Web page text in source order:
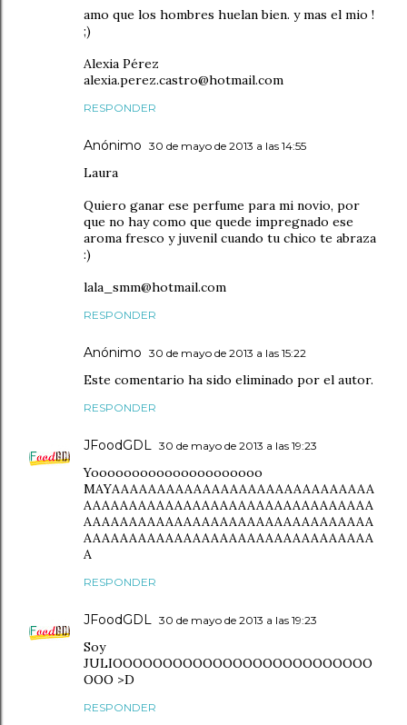
amo que los hombres huelan bien. y mas el mio !
;)
Alexia Pérez
alexia.perez.castro@hotmail.com
RESPONDER
Anónimo 30 de mayo de 2013 a las 14:55
Laura
Quiero ganar ese perfume para mi novio, por
que no hay como que quede impregnado ese
aroma fresco y juvenil cuando tu chico te abraza
:)
lala_smm@hotmail.com
RESPONDER
Anónimo 30 de mayo de 2013 a las 15:22
Este comentario ha sido eliminado por el autor.
RESPONDER
JFoodGDL 30 de mayo de 2013 a las 19:23
Yooooooooooooooooooooo
MAYAAAAAAAAAAAAAAAAAAAAAAAAAAAAA
AAAAAAAAAAAAAAAAAAAAAAAAAAAAAAAA
AAAAAAAAAAAAAAAAAAAAAAAAAAAAAAAA
AAAAAAAAAAAAAAAAAAAAAAAAAAAAAAAA
A
RESPONDER
JFoodGDL 30 de mayo de 2013 a las 19:23
Soy
JULIOOOOOOOOOOOOOOOOOOOOOOOOOO
OOO >D
RESPONDER